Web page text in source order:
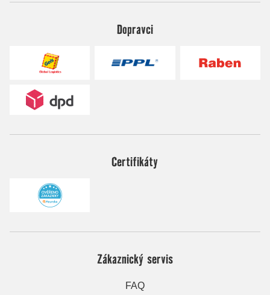
Dopravci
Certifikáty
Zákaznický servis
FAQ